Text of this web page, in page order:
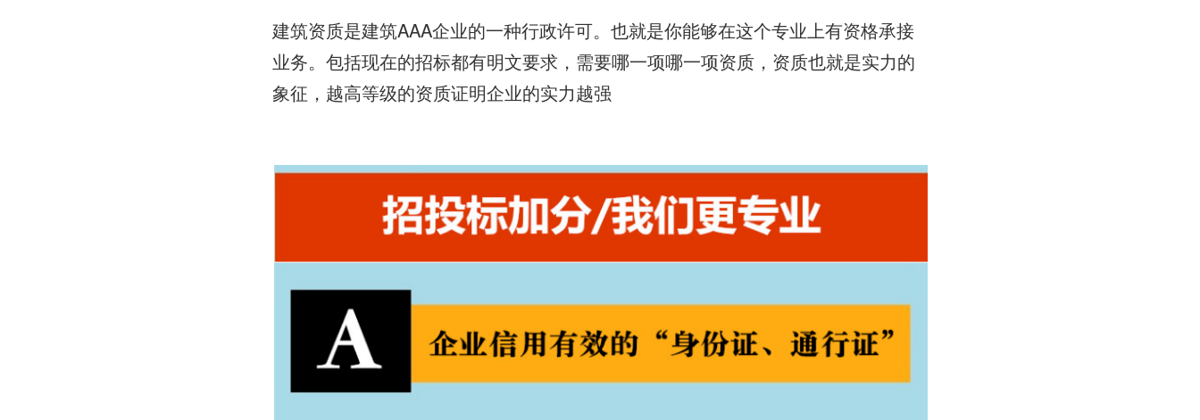
建筑资质是建筑AAA企业的一种行政许可。也就是你能够在这个专业上有资格承接
业务。包括现在的招标都有明文要求，需要哪一项哪一项资质，资质也就是实力的
象征，越高等级的资质证明企业的实力越强